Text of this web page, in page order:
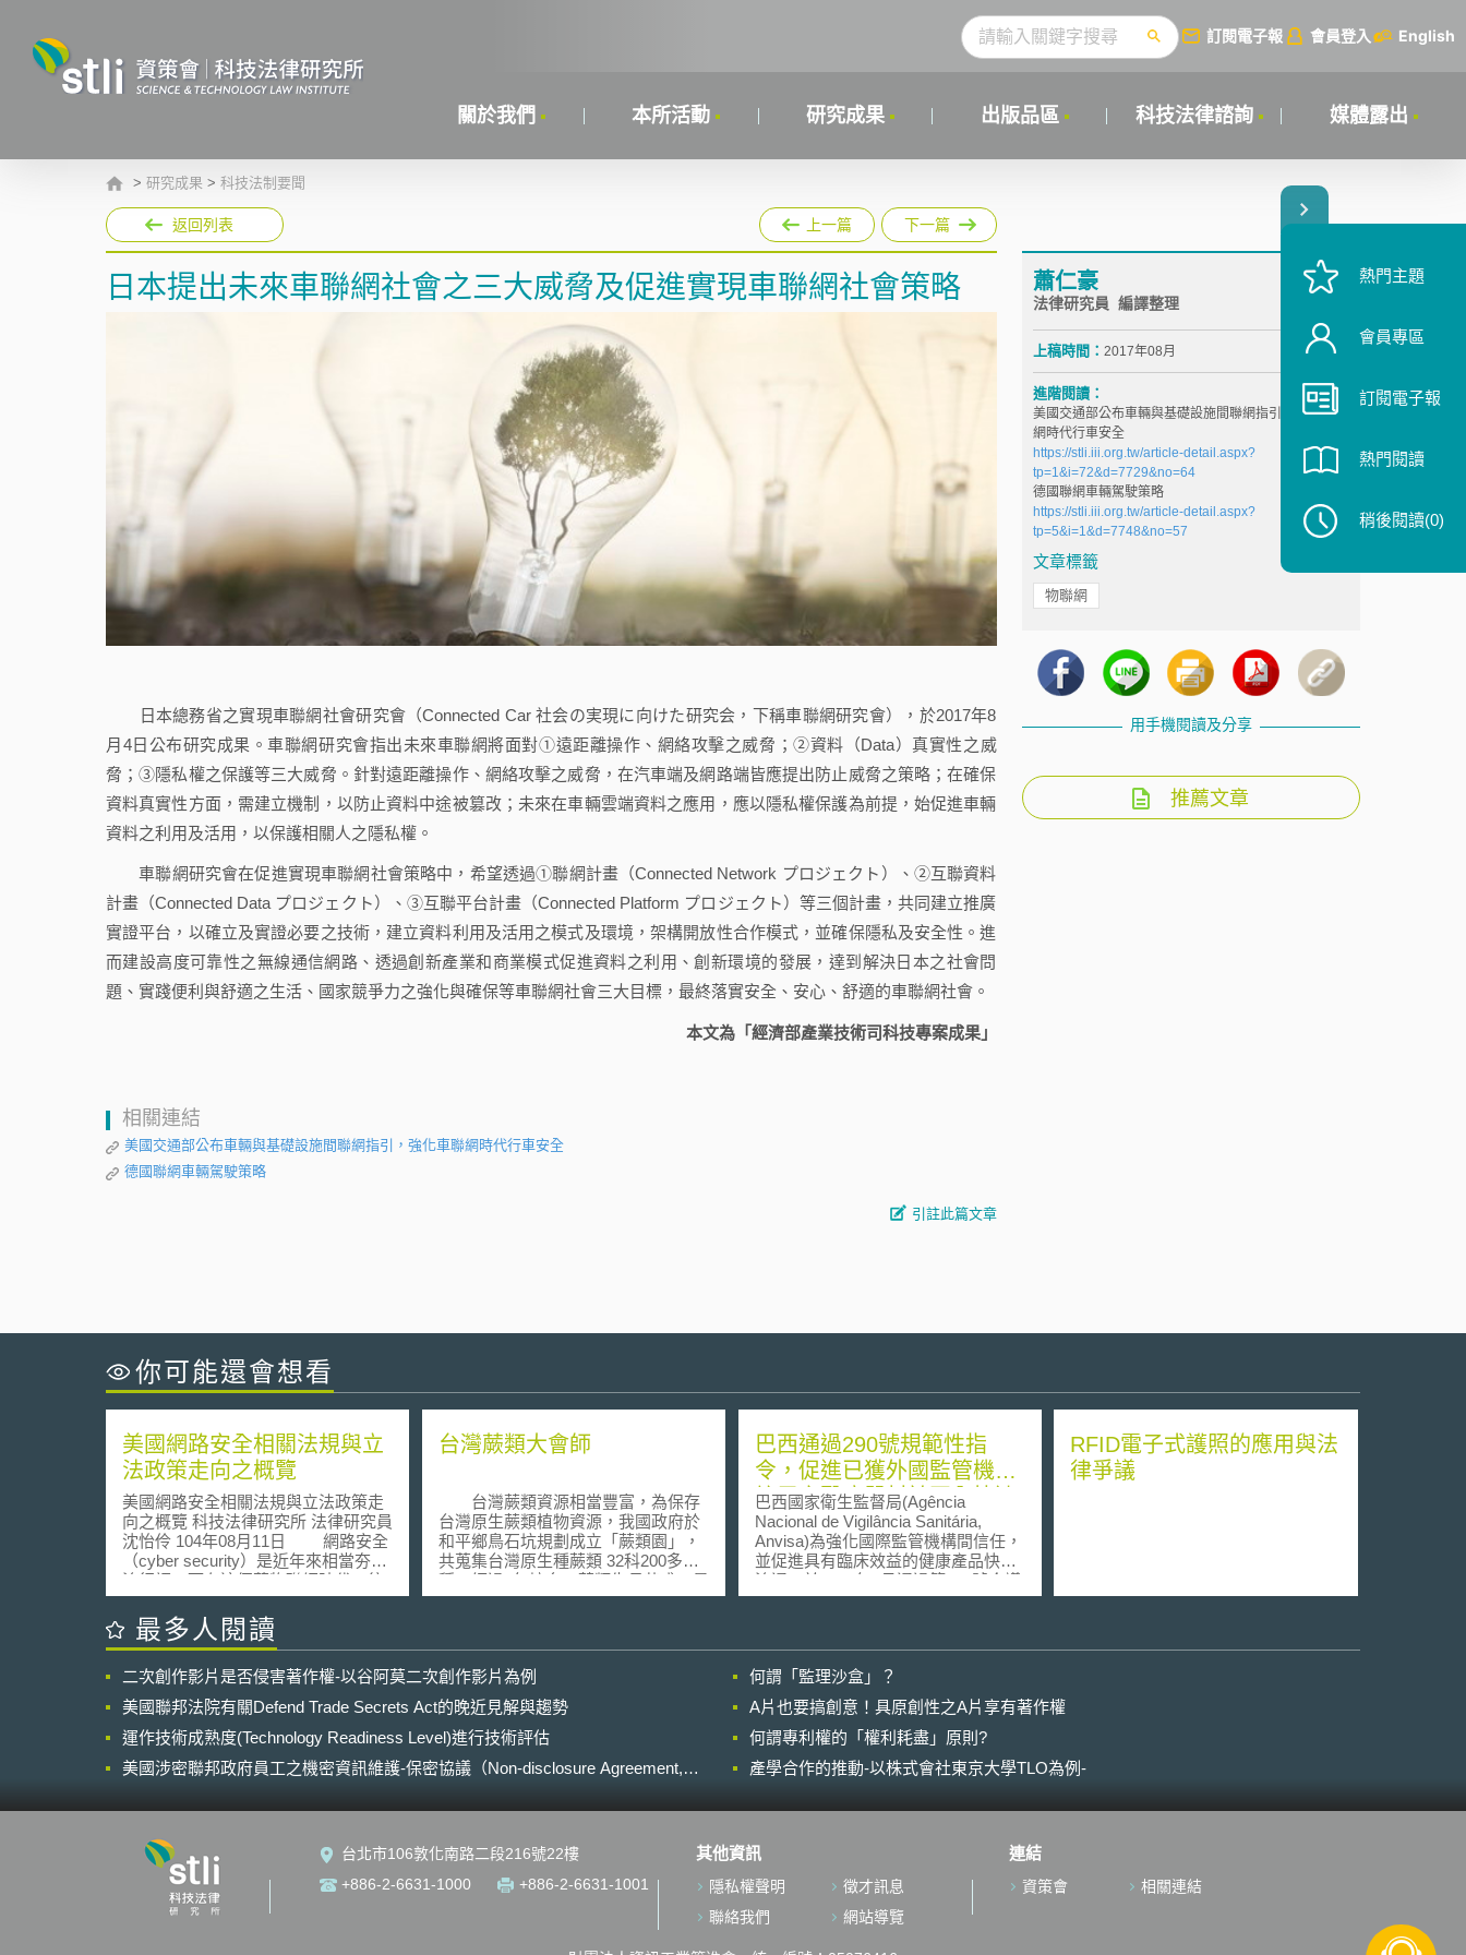
訂閱電子報 會員登入 English
關於我們 本所活動 研究成果 出版品區 科技法律諮詢 媒體露出
> 研究成果 > 科技法制要聞
返回列表 上一篇 下一篇
日本提出未來車聯網社會之三大威脅及促進實現車聯網社會策略
日本總務省之實現車聯網社會研究會（Connected Car 社会の実現に向けた研究会，下稱車聯網研究會），於2017年8
月4日公布研究成果。車聯網研究會指出未來車聯網將面對①遠距離操作、網絡攻擊之威脅；②資料（Data）真實性之威
脅；③隱私權之保護等三大威脅。針對遠距離操作、網絡攻擊之威脅，在汽車端及網路端皆應提出防止威脅之策略；在確保
資料真實性方面，需建立機制，以防止資料中途被篡改；未來在車輛雲端資料之應用，應以隱私權保護為前提，始促進車輛
資料之利用及活用，以保護相關人之隱私權。
車聯網研究會在促進實現車聯網社會策略中，希望透過①聯網計畫（Connected Network プロジェクト）、②互聯資料
計畫（Connected Data プロジェクト）、③互聯平台計畫（Connected Platform プロジェクト）等三個計畫，共同建立推廣
實證平台，以確立及實證必要之技術，建立資料利用及活用之模式及環境，架構開放性合作模式，並確保隱私及安全性。進
而建設高度可靠性之無線通信網路、透過創新產業和商業模式促進資料之利用、創新環境的發展，達到解決日本之社會問
題、實踐便利與舒適之生活、國家競爭力之強化與確保等車聯網社會三大目標，最終落實安全、安心、舒適的車聯網社會。
本文為「經濟部產業技術司科技專案成果」
相關連結
美國交通部公布車輛與基礎設施間聯網指引，強化車聯網時代行車安全
德國聯網車輛駕駛策略
引註此篇文章
蕭仁豪
法律研究員 編譯整理
上稿時間： 2017年08月
進階閱讀：
美國交通部公布車輛與基礎設施間聯網指引，強化車聯
網時代行車安全
https://stli.iii.org.tw/article-detail.aspx?
tp=1&i=72&d=7729&no=64
德國聯網車輛駕駛策略
https://stli.iii.org.tw/article-detail.aspx?
tp=5&i=1&d=7748&no=57
文章標籤
物聯網
用手機閱讀及分享
推薦文章
你可能還會想看
美國網路安全相關法規與立
法政策走向之概覽
美國網路安全相關法規與立法政策走
向之概覽 科技法律研究所 法律研究員
沈怡伶 104年08月11日 網路安全
（cyber security）是近年來相當夯的
流行語，而在這個萬物聯網時代，往
後數十年對於網路安全的關注勢必不
會減退熱度。在美國，因層出不窮的
網路攻擊和資料外洩事件讓政府機關
經濟損失和商譽受損，隨之而來的是
聯邦和州政府主管機關的關切目光，
除了透過政策和行政規管之外，國會
也開始制訂新法或對現行法規進行修
法，補入對於網路安全維護之要求，
以下本文將簡介美國現行法規範之要
府相關網路安全規範、標準及措施
一、金融業相關管制規範 對金融
機構的管制依據為「金融服務業現代
化法/格雷姆-里奇-比利雷法
（Gramm-Leach Bliley Act, GLBA
）」，該法要求金融機構必須建置適
台灣蕨類大會師
台灣蕨類資源相當豐富，為保存
台灣原生蕨類植物資源，我國政府於
和平鄉鳥石坑規劃成立「蕨類園」，
共蒐集台灣原生種蕨類 32科200多
種，經過4年培育，蕨類生長茂盛，是
很好的科學研究與生活旅遊教材。根
為種源保存、學術研究與解說教育之
用。 蕨類是台灣常見的植物之
一，在居家圍牆裂縫或庭園造景的石
頭縫裡，就可觀察到鱗蓋鳳尾蕨、劍
葉鳳尾蕨、細毛小毛蕨和腎蕨等蕨
類，但是大多數民眾對蕨類卻非常陌
態與環境教育介紹的主題，教導參觀
蕨類資源到底有多豐富？根據形容，
台灣蕨類比整個歐洲還多，面績是台
灣好幾倍大、且非常喜歡蕨類的紐西
布上，台灣堪稱蕨類植物的天堂。因
巴西通過290號規範性指
令，促進已獲外國監管機構
註冊之醫療器材於國內快速
上市
巴西國家衛生監督局(Agência
Nacional de Vigilância Sanitária,
Anvisa)為強化國際監管機構間信任，
並促進具有臨床效益的健康產品快速
流通，於2022年8月通過第741號合議
理事會決議（Resolução da Diretoria
Equivalente, AREE）–即具有與
Anvisa一致之監管方式的外國監管機
構–認定符合公認之品質、安全性和有
效性標準之醫療產品，可利用AREE
的註冊或授權證明相關文件，於巴西
當地申請上市註冊的過程中，獲得簡
Anvisa於2024年4月4日通過第290號
N° 290），內文指出醫療器材及體外
診斷醫材產品可於2024年6月3日起，
於註冊上市的過程中提交AREE之證
明文件以進入簡審程序。 第290號規
RFID電子式護照的應用與法
律爭議
最多人閱讀
二次創作影片是否侵害著作權-以谷阿莫二次創作影片為例
何謂「監理沙盒」？
美國聯邦法院有關Defend Trade Secrets Act的晚近見解與趨勢
A片也要搞創意！具原創性之A片享有著作權
運作技術成熟度(Technology Readiness Level)進行技術評估
何謂專利權的「權利耗盡」原則?
美國涉密聯邦政府員工之機密資訊維護-保密協議（Non-disclosure Agreement,
產學合作的推動-以株式會社東京大學TLO為例-
台北市106敦化南路二段216號22樓
+886-2-6631-1000
+886-2-6631-1001
其他資訊
隱私權聲明
徵才訊息
聯絡我們
網站導覽
連結
資策會 相關連結
熱門主題
會員專區
訂閱電子報
熱門閱讀
稍後閱讀(0)